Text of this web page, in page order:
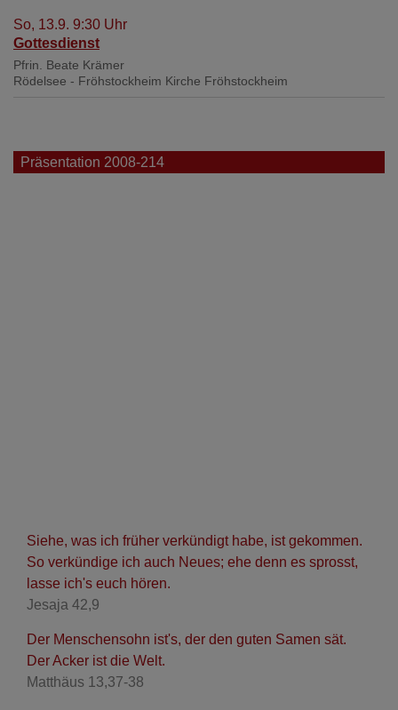
So, 13.9. 9:30 Uhr
Gottesdienst
Pfrin. Beate Krämer
Rödelsee - Fröhstockheim Kirche Fröhstockheim
Präsentation 2008-214
Siehe, was ich früher verkündigt habe, ist gekommen.
So verkündige ich auch Neues; ehe denn es sprosst,
lasse ich's euch hören.
Jesaja 42,9
Der Menschensohn ist's, der den guten Samen sät.
Der Acker ist die Welt.
Matthäus 13,37-38